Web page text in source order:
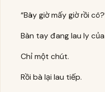
“Bây giờ mấy giờ rồi
Bàn tay đang lau ly
Chỉ một chút.
Rồi bà lại lau tiếp.